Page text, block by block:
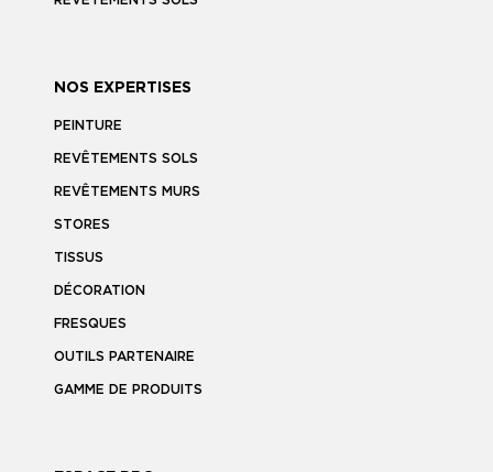
NOS EXPERTISES
PEINTURE
REVÊTEMENTS SOLS
REVÊTEMENTS MURS
STORES
TISSUS
DÉCORATION
FRESQUES
OUTILS PARTENAIRE
GAMME DE PRODUITS